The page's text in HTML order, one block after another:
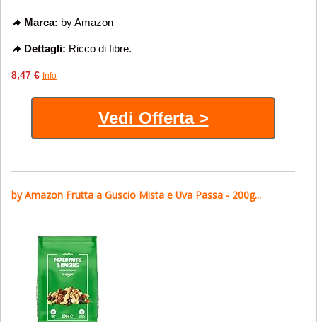
Marca: by Amazon
Dettagli: Ricco di fibre.
8,47 € Info
Vedi Offerta >
by Amazon Frutta a Guscio Mista e Uva Passa - 200g...